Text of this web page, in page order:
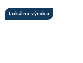
Lokálna výroba